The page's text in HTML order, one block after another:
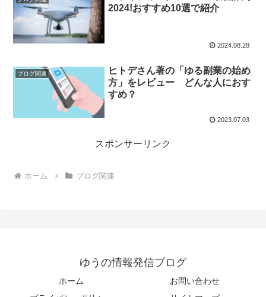
2024!おすすめ10選で紹介
2024.08.28
ブログ関連
ヒトデさん著の「ゆる副業の始め
方」をレビュー どんな人におす
すめ？
2023.07.03
スポンサーリンク
ホーム ブログ関連
ゆうの情報発信ブログ
ホーム
お問い合わせ